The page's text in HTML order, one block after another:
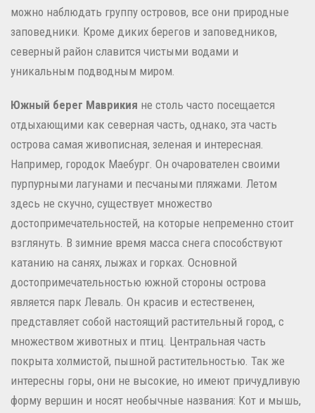
можно наблюдать группу островов, все они природные
заповедники. Кроме диких берегов и заповедников,
северный район славится чистыми водами и
уникальным подводным миром.
Южный берег Маврикия не столь часто посещается
отдыхающими как северная часть, однако, эта часть
острова самая живописная, зеленая и интересная.
Например, городок Маебург. Он очарователен своими
пурпурными лагунами и песчаными пляжами. Летом
здесь не скучно, существует множество
достопримечательностей, на которые непременно стоит
взглянуть. В зимние время масса снега способствуют
катанию на санях, лыжах и горках. Основной
достопримечательностью южной стороны острова
является парк Леваль. Он красив и естественен,
представляет собой настоящий растительный город, с
множеством животных и птиц. Центральная часть
покрыта холмистой, пышной растительностью. Так же
интересны горы, они не высокие, но имеют причудливую
форму вершин и носят необычные названия: Кот и мышь,